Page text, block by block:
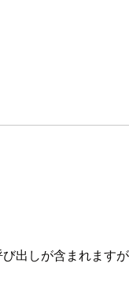
出しが含まれます